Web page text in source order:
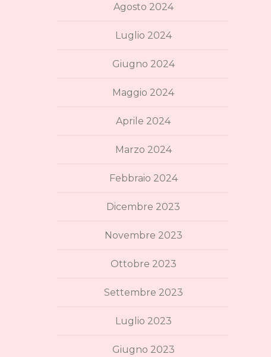
Agosto 2024
Luglio 2024
Giugno 2024
Maggio 2024
Aprile 2024
Marzo 2024
Febbraio 2024
Dicembre 2023
Novembre 2023
Ottobre 2023
Settembre 2023
Luglio 2023
Giugno 2023